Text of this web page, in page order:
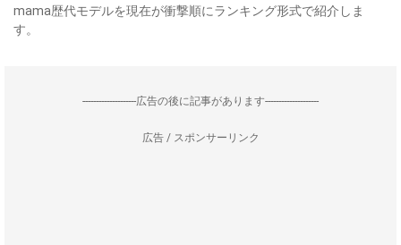
mama歴代モデルを現在が衝撃順にランキング形式で紹介しま
す。
--------------------広告の後に記事があります--------------------
広告 / スポンサーリンク